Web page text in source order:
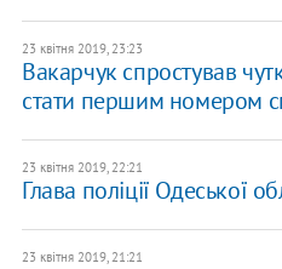
23 квітня 2019, 23:23
Вакарчук спростував
стати першим номером
23 квітня 2019, 22:21
Глава поліції Одеської
23 квітня 2019, 21:21